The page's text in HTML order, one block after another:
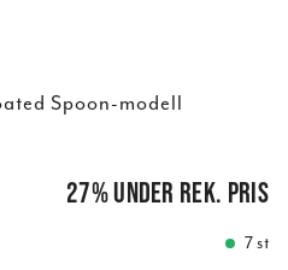
Spoon-modell
299,00 kr
27%under rek. pris
7 st